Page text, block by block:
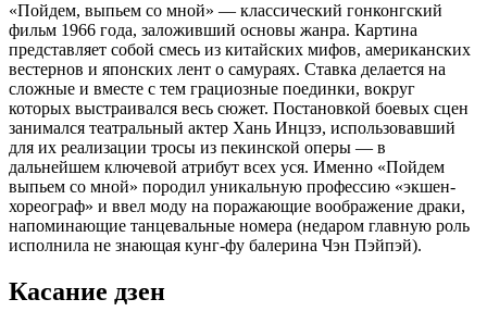
«Пойдем, выпьем со мной» — классический гонконгский
фильм 1966 года, заложивший основы жанра. Картина
представляет собой смесь из китайских мифов, американских
вестернов и японских лент о самураях. Ставка делается на
сложные и вместе с тем грациозные поединки, вокруг
которых выстраивался весь сюжет. Постановкой боевых сцен
занимался театральный актер Хань Инцзэ, использовавший
для их реализации тросы из пекинской оперы — в
дальнейшем ключевой атрибут всех уся. Именно «Пойдем
выпьем со мной» породил уникальную профессию «экшен-
хореограф» и ввел моду на поражающие воображение драки,
напоминающие танцевальные номера (недаром главную роль
исполнила не знающая кунг-фу балерина Чэн Пэйпэй).
Касание дзен